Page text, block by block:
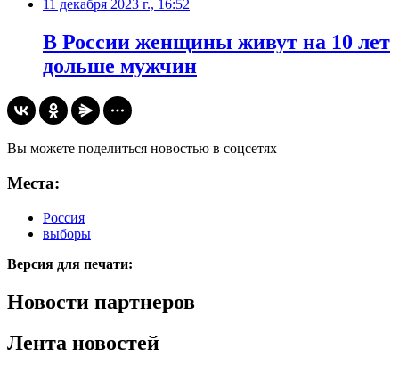
11 декабря 2023 г., 16:52
В России женщины живут на 10 лет
дольше мужчин
Вы можете поделиться новостью в соцсетях
Места:
Россия
выборы
Версия для печати:
Новости партнеров
Лента новостей